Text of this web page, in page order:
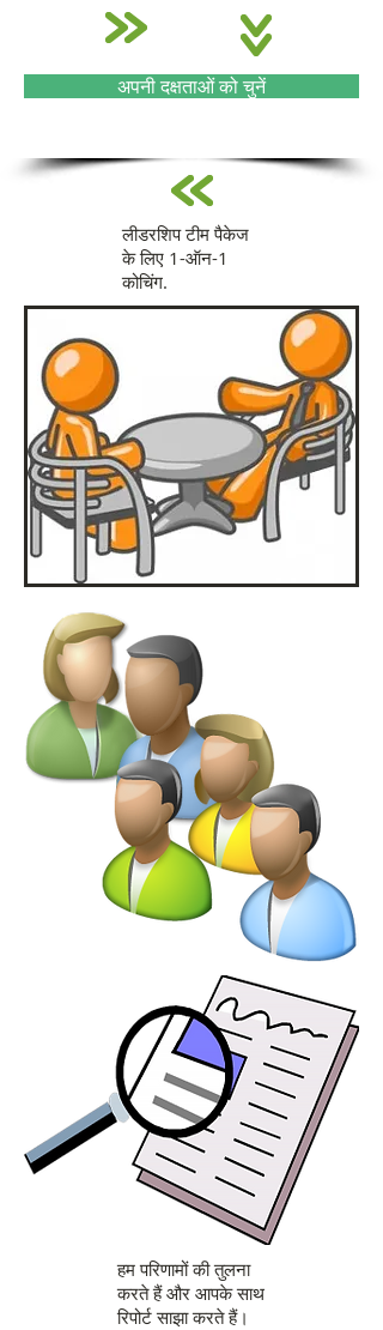
अपनी दक्षताओं को चुनें
लीडरशिप टीम पैकेज
के लिए 1-ऑन-1
कोचिंग.
हम परिणामों की तुलना
करते हैं और आपके साथ
रिपोर्ट साझा करते हैं।